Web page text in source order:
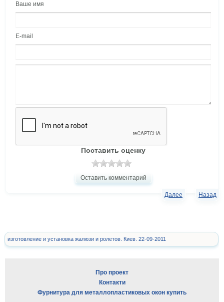
Ваше имя
E-mail
Поставить оценку
Оставить комментарий
Назад
Далее
изготовление и установка жалюзи и ролетов. Киев. 22-09-2011
Про проект
Контакти
Фурнитура для металлопластиковых окон купить